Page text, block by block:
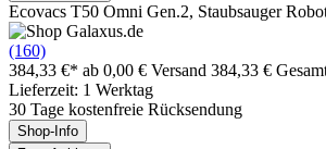
Ecovacs T50 Omni Gen.2, Staubsauger
(160)
384,33 €* ab 0,00 € Versand 384,33 €
Lieferzeit: 1 Werktag
30 Tage kostenfreie Rücksendung
Shop-Info